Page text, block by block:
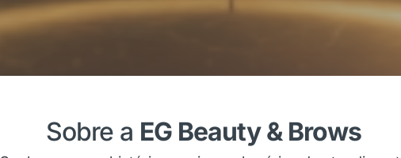
Sobre a EG Beauty & Brows